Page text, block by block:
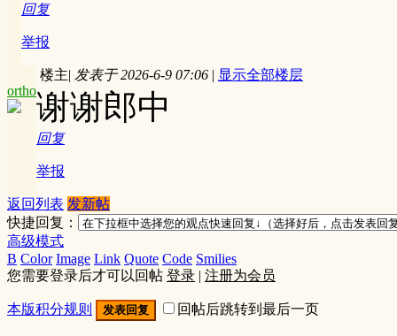
回复
举报
ortho
楼主| 发表于 2026-6-9 07:06 | 显示全部楼层
谢谢郎中
回复
举报
返回列表 发新帖
快捷回复：
高级模式
B Color Image Link Quote Code Smilies
您需要登录后才可以回帖 登录 | 注册为会员
本版积分规则 发表回复 回帖后跳转到最后一页